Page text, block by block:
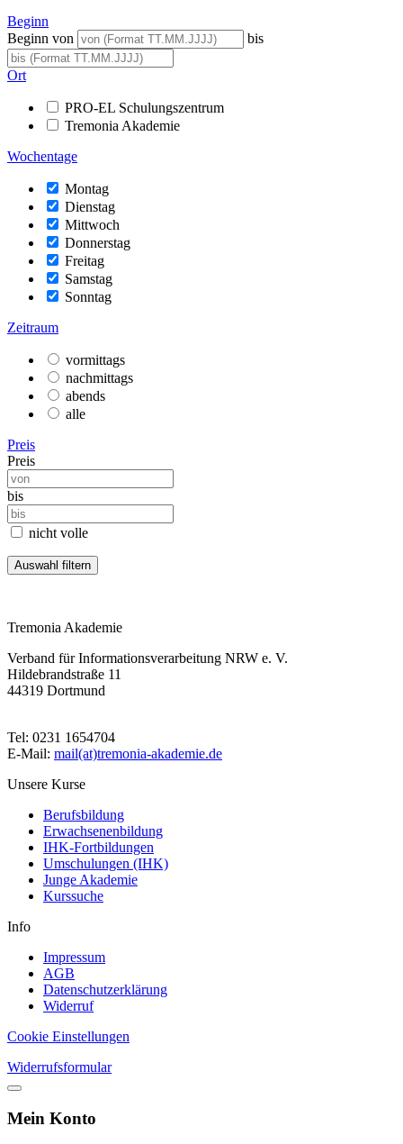
Beginn
Beginn von
bis
Ort
PRO-EL Schulungszentrum
Tremonia Akademie
Wochentage
Montag
Dienstag
Mittwoch
Donnerstag
Freitag
Samstag
Sonntag
Zeitraum
vormittags
nachmittags
abends
alle
Preis
Preis
bis
nicht volle
Tremonia Akademie
Verband für Informationsverarbeitung NRW e. V.
Hildebrandstraße 11
44319 Dortmund
Tel: 0231 1654704
E-Mail: mail(at)tremonia-akademie.de
Unsere Kurse
Berufsbildung
Erwachsenenbildung
IHK-Fortbildungen
Umschulungen (IHK)
Junge Akademie
Kurssuche
Info
Impressum
AGB
Datenschutzerklärung
Widerruf
Cookie Einstellungen
Widerrufsformular
Mein Konto